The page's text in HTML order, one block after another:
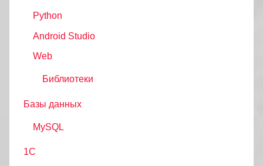
Python
Android Studio
Web
Библиотеки
Базы данных
MySQL
1С